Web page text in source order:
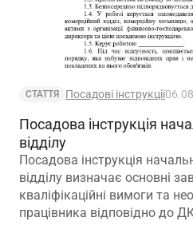
СТАТТЯ Посадові інструкції
Посадова інструкція
відділу
Посадова інструкція
відділу визначає основні
кваліфікаційні вимоги та
працівника відповідно до